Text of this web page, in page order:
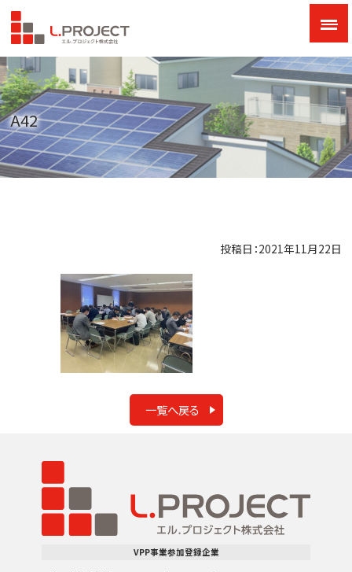
A42
投稿日：2021年11月22日
一覧へ戻る
VPP事業参加登録企業